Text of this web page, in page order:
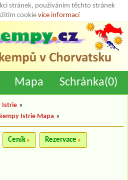
stránek, používáním těchto stránek
cookie více informací
Mapa Schránka(0)
Istrie »
kempy Istrie Mapa »
Ceník Rezervace